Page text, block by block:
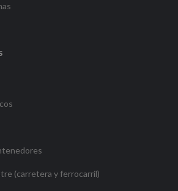
(carretera y ferrocarril)